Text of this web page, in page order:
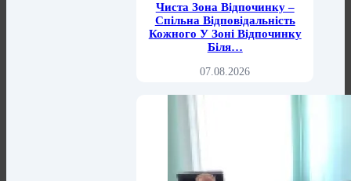
Чиста Зона Відпочинку –
Спільна Відповідальність
Кожного У Зоні Відпочинку
Біля…
07.08.2026